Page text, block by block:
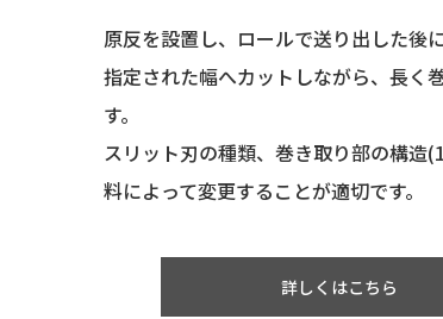
原反を設置し、ロールで送り出した後
指定された幅へカットしながら、長く
す。
スリット刃の種類、巻き取り部の構造
料によって変更することが適切です。
詳しくはこちら